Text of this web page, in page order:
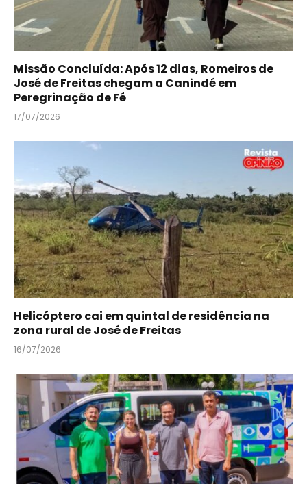
Missão Concluída: Após 12 dias, Romeiros de
José de Freitas chegam a Canindé em
Peregrinação de Fé
17/07/2026
Helicóptero cai em quintal de residência na
zona rural de José de Freitas
16/07/2026